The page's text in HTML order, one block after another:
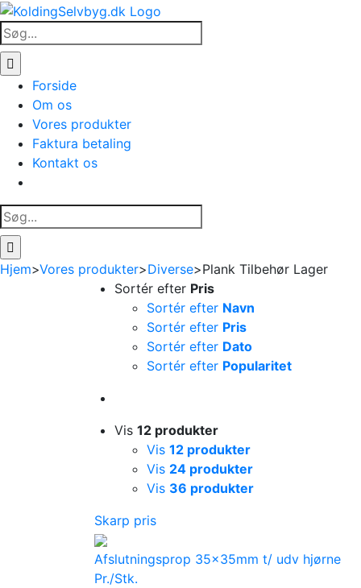
Skip
to
content
Søg
efter:
Forside
Om os
Vores produkter
Faktura betaling
Kontakt os
Søg
efter:
Hjem>Vores produkter>Diverse>Plank Tilbehør Lager
Sortér efter Pris
Sortér efter Navn
Sortér efter Pris
Sortér efter Dato
Sortér efter Popularitet
Vis 12 produkter
Vis 12 produkter
Vis 24 produkter
Vis 36 produkter
Skarp pris
Afslutningsprop 35x35mm t/ udv hjørne
Pr./Stk.